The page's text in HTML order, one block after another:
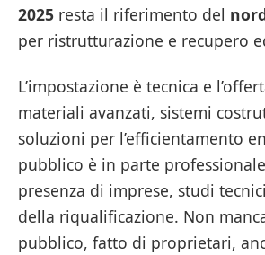
2025 resta il riferimento del
per ristrutturazione e recupero
L’impostazione è tecnica e
materiali avanzati, sistemi
soluzioni per l’efficientamento
pubblico è in parte
presenza di imprese, studi
della riqualificazione. Non
pubblico, fatto di proprietari,